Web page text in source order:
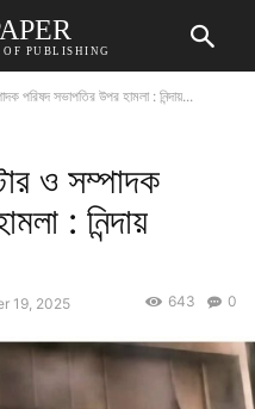
PUBLISHING
পরিষদ সভাপতির উপর হামলা : নিন্দায়...
ও সম্পাদক
: নিন্দায়
19, 2025 0
643